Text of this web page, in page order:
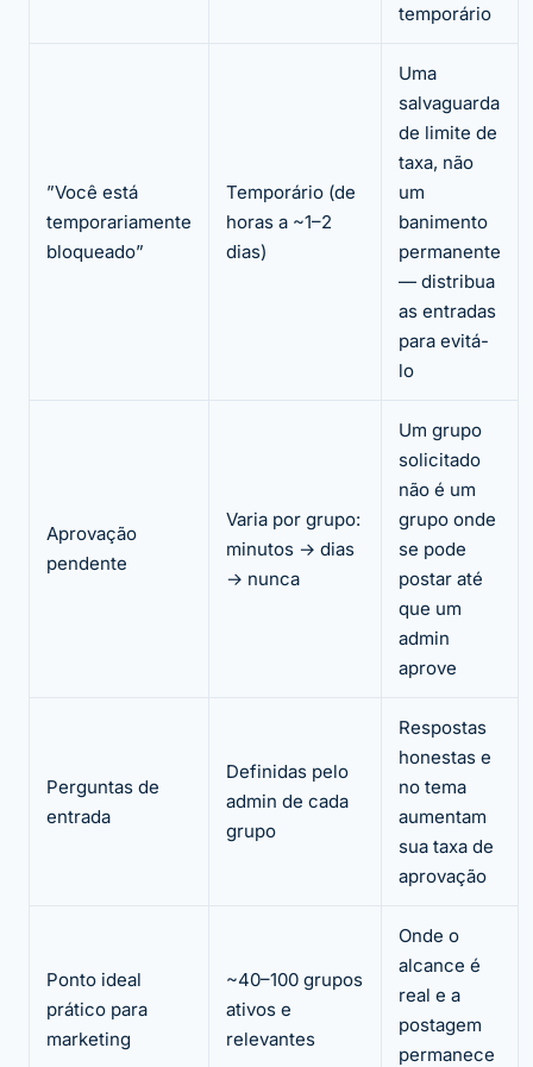
temporário
”Você está
temporariamente
bloqueado”
Temporário (de
horas a ~1–2
dias)
Uma
salvaguarda
de limite de
taxa, não
um
banimento
permanente
— distribua
as entradas
para evitá-
lo
Aprovação
pendente
Varia por grupo:
minutos → dias
→ nunca
Um grupo
solicitado
não é um
grupo onde
se pode
postar até
que um
admin
aprove
Perguntas de
entrada
Definidas pelo
admin de cada
grupo
Respostas
honestas e
no tema
aumentam
sua taxa de
aprovação
Ponto ideal
prático para
marketing
~40–100 grupos
ativos e
relevantes
Onde o
alcance é
real e a
postagem
permanece